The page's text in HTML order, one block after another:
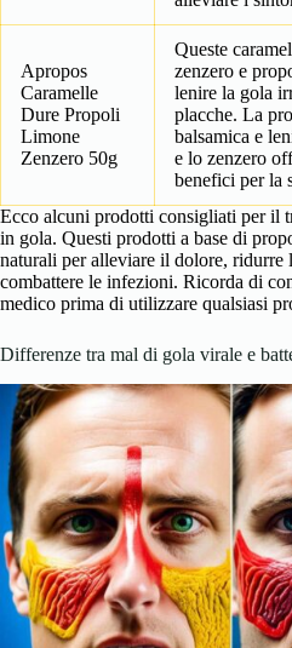
Apropos
Caramelle
Dure Propoli
Limone
Zenzero 50g
Queste
zenzero e
lenire la gola
placche. La
balsamica e
e lo zenzero
benefici per la
Ecco alcuni prodotti consigliati per il
in gola. Questi prodotti a base di
naturali per alleviare il dolore, ridurre
combattere le infezioni. Ricorda di
medico prima di utilizzare qualsiasi
Differenze tra mal di gola virale e